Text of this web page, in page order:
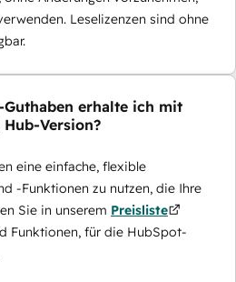
Leselizenzen sind ohne
erhalte ich mit
Version?
eine einfache, flexible
-Funktionen zu nutzen, die Ihre
Sie in unserem Preisliste
Funktionen, für die HubSpot-